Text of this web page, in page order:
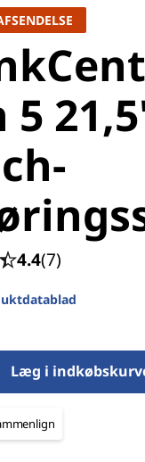
5
4.4(7)
Læg i